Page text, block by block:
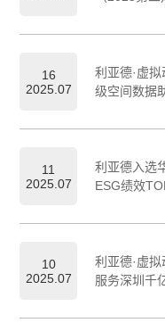
16
2025.07
利亚德·虚
级空间数据
11
2025.07
利亚德入选
ESG绩效
10
2025.07
利亚德·虚
服务深圳千